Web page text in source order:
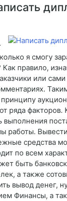
я смогу
правило,
или
ряда
выполнения
работы.
средства
по всем
быть
а также
вывод денег,
Финансы, а